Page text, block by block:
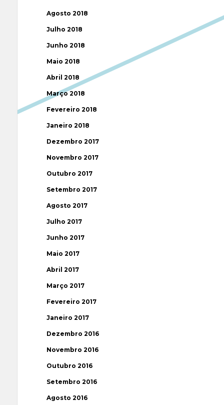
Agosto 2018
Julho 2018
Junho 2018
Maio 2018
Abril 2018
Março 2018
Fevereiro 2018
Janeiro 2018
Dezembro 2017
Novembro 2017
Outubro 2017
Setembro 2017
Agosto 2017
Julho 2017
Junho 2017
Maio 2017
Abril 2017
Março 2017
Fevereiro 2017
Janeiro 2017
Dezembro 2016
Novembro 2016
Outubro 2016
Setembro 2016
Agosto 2016